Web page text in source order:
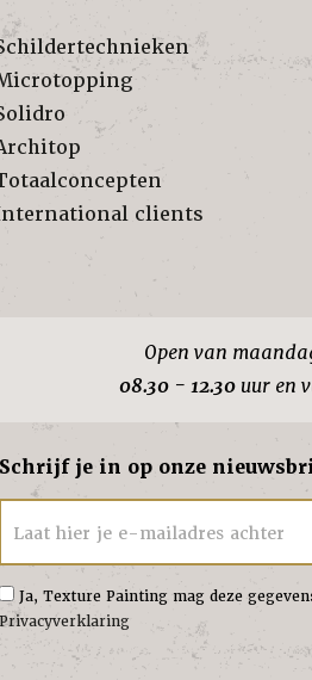
clients
Open van
08.30 - 12.30 uur en
Schrijf je in op onze
Laat hier je e-mailadres achter
Ja, Texture Painting mag deze
Privacyverklaring